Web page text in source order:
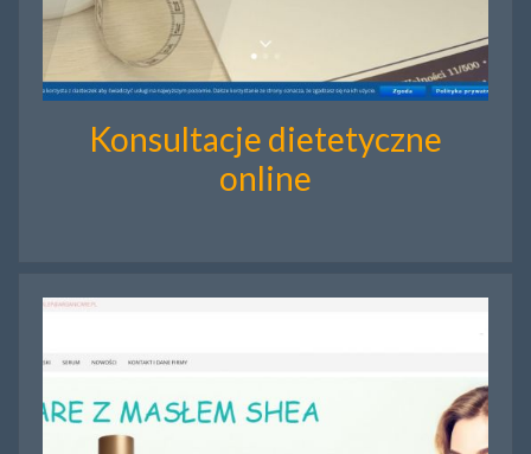
Konsultacje dietetyczne
online